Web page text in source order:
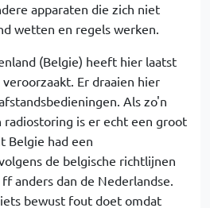
apparaten die zich niet
wetten en regels werken.
(Belgie) heeft hier laatst
Er draaien hier
Als zo'n
radiostoring is er echt een groot
Belgie had een
de belgische richtlijnen
anders dan de Nederlandse.
bewust fout doet omdat